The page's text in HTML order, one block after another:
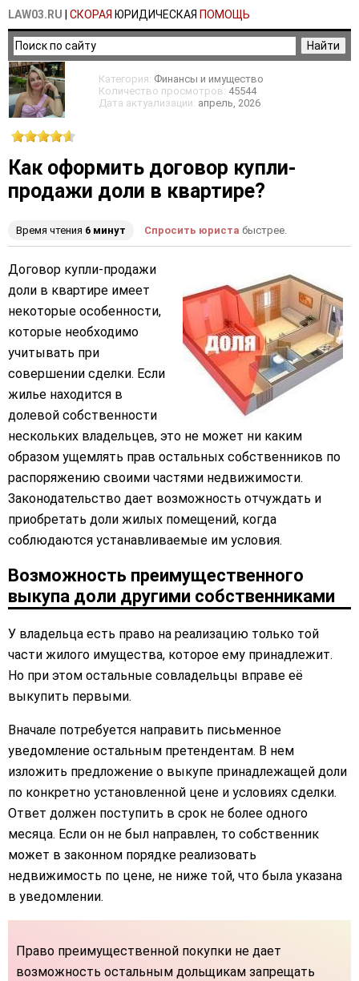
LAW03.RU СКОРАЯ ЮРИДИЧЕСКАЯ ПОМОЩЬ
Категория: Финансы и имущество
Количество просмотров: 45544
Дата актуализации: апрель, 2026
Как оформить договор купли-
продажи доли в квартире?
Время чтения 6 минут Спросить юриста быстрее.
Договор купли-продажи
доли в квартире имеет
некоторые особенности,
которые необходимо
учитывать при
совершении сделки. Если
жилье находится в
долевой собственности
нескольких владельцев, это не может ни каким
образом ущемлять прав остальных собственников по
распоряжению своими частями недвижимости.
Законодательство дает возможность отчуждать и
приобретать доли жилых помещений, когда
соблюдаются устанавливаемые им условия.
Возможность преимущественного
выкупа доли другими собственниками
У владельца есть право на реализацию только той
части жилого имущества, которое ему принадлежит.
Но при этом остальные совладельцы вправе её
выкупить первыми.
Вначале потребуется направить письменное
уведомление остальным претендентам. В нем
изложить предложение о выкупе принадлежащей доли
по конкретно установленной цене и условиях сделки.
Ответ должен поступить в срок не более одного
месяца. Если он не был направлен, то собственник
может в законном порядке реализовать
недвижимость по цене, не ниже той, что была указана
в уведомлении.
Право преимущественной покупки не дает
возможность остальным дольщикам запрещать